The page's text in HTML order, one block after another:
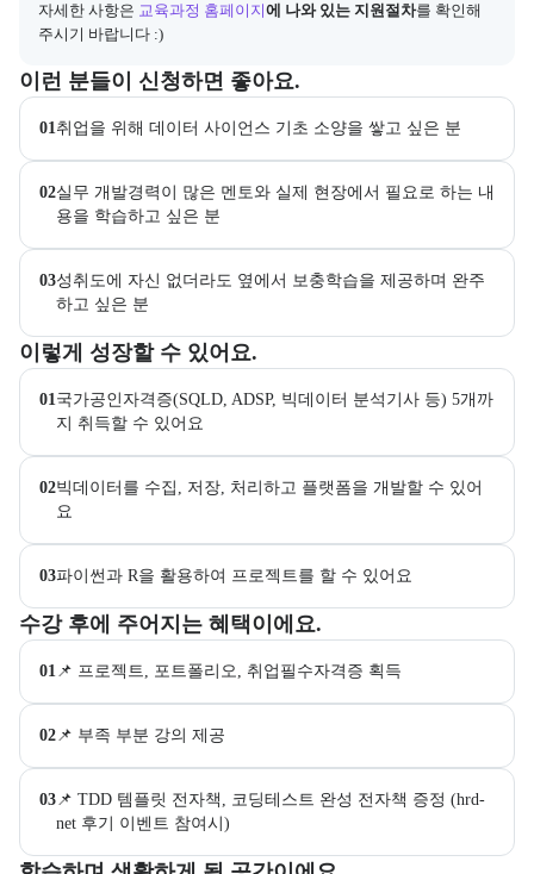
자세한 사항은 교육과정 홈페이지에 나와 있는 지원절차를 확인해
주시기 바랍니다 :)
이런 분들이 신청하면 좋아요.
이 교육과정이 어떤 분들께 추천되는지 항목으로 안내한다. 더보기
01취업을 위해 데이터 사이언스 기초 소양을 쌓고 싶은 분
02실무 개발경력이 많은 멘토와 실제 현장에서 필요로 하는 내
용을 학습하고 싶은 분
03성취도에 자신 없더라도 옆에서 보충학습을 제공하며 완주
하고 싶은 분
이렇게 성장할 수 있어요.
이 교육과정에서 성취할 수 있는 목표를 항목으로 안내한다. 더보기
01국가공인자격증(SQLD, ADSP, 빅데이터 분석기사 등) 5개까
지 취득할 수 있어요
02빅데이터를 수집, 저장, 처리하고 플랫폼을 개발할 수 있어
요
03파이썬과 R을 활용하여 프로젝트를 할 수 있어요
수강 후에 주어지는 혜택이에요.
교육과정 수강 시 제공되는 혜택 목록을 안내한다.
01📌 프로젝트, 포트폴리오, 취업필수자격증 획득
02📌 부족 부분 강의 제공
03📌 TDD 템플릿 전자책, 코딩테스트 완성 전자책 증정 (hrd-
net 후기 이벤트 참여시)
부트캠프 교육 환경 사진을 목록으로 보여준다.